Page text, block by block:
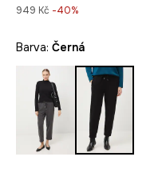
949 Kč -40%
Barva: černá